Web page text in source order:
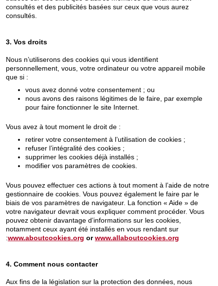
consultés et des publicités basées sur ceux que vous aurez
consultés.
3. Vos droits
Nous n’utiliserons des cookies qui vous identifient
personnellement, vous, votre ordinateur ou votre appareil mobile
que si :
vous avez donné votre consentement ; ou
nous avons des raisons légitimes de le faire, par exemple
pour faire fonctionner le site Internet.
Vous avez à tout moment le droit de :
retirer votre consentement à l’utilisation de cookies ;
refuser l’intégralité des cookies ;
supprimer les cookies déjà installés ;
modifier vos paramètres de cookies.
Vous pouvez effectuer ces actions à tout moment à l’aide de notre
gestionnaire de cookies. Vous pouvez également le faire par le
biais de vos paramètres de navigateur. La fonction « Aide » de
votre navigateur devrait vous expliquer comment procéder. Vous
pouvez obtenir davantage d’informations sur les cookies,
notamment ceux ayant été installés en vous rendant sur
:www.aboutcookies.org orwww.allaboutcookies.org
4. Comment nous contacter
Aux fins de la législation sur la protection des données, nous